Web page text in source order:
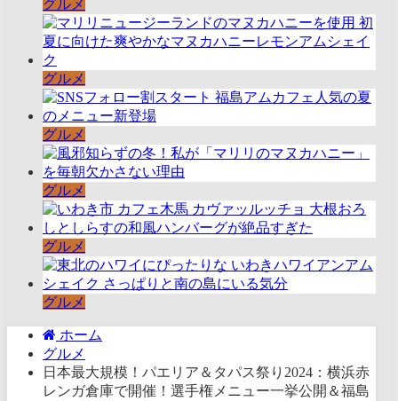
グルメ
グルメ
グルメ
グルメ
グルメ
グルメ
ホーム
グルメ
日本最大規模！パエリア＆タパス祭り2024：横浜赤
レンガ倉庫で開催！選手権メニュー一挙公開＆福島